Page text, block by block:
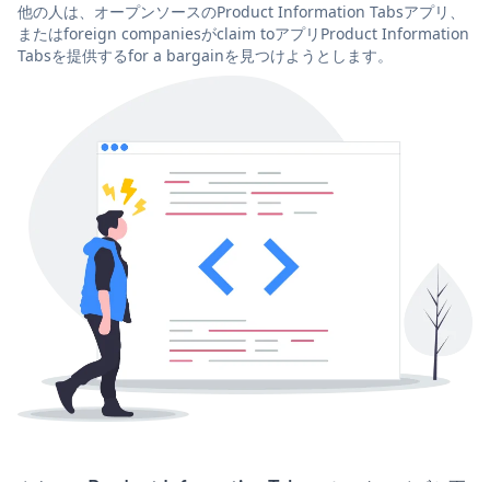
他の人は、オープンソースのProduct Information Tabsアプリ、
またはforeign companiesがclaim toアプリProduct Information
Tabsを提供するfor a bargainを見つけようとします。